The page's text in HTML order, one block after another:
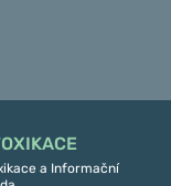
a Informační